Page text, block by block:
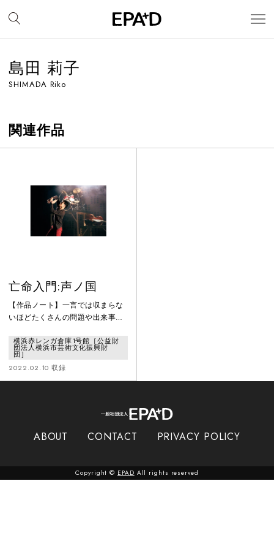
島田 莉子
SHIMADA Riko
関連作品
亡命入門:声ノ国
【作品ノート】一言では収まらな
いほどたくさんの問題や出来事が
全世界でコロナウイルスが猛威を
ふるい、ストレスや意見の違いが
表面化し、分断や差別、ヘイト、
ハラスメントがネットでも実社会
きています。2019年に受賞した前
意識と分断、コンテンポラリーダ
横浜赤レンガ倉庫1号館［公益財
団法人横浜市芸術文化振興財
団］
2022.02.10 収録
ABOUT CONTACT PRIVACY POLICY
Copyright © EPAD All rights reserved